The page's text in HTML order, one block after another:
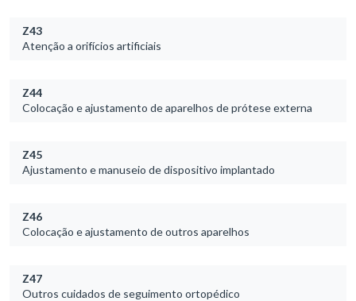
Z43
Atenção a orifícios artificiais
Z44
Colocação e ajustamento de aparelhos de prótese externa
Z45
Ajustamento e manuseio de dispositivo implantado
Z46
Colocação e ajustamento de outros aparelhos
Z47
Outros cuidados de seguimento ortopédico